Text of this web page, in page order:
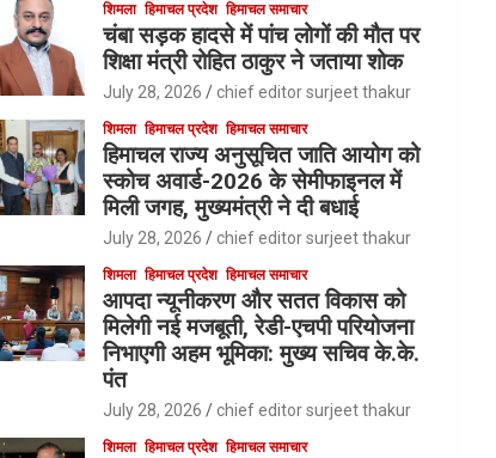
शिमला हिमाचल प्रदेश हिमाचल समाचार
चंबा सड़क हादसे में पांच लोगों की मौत पर
शिक्षा मंत्री रोहित ठाकुर ने जताया शोक
July 28, 2026 chief editor surjeet thakur
शिमला हिमाचल प्रदेश हिमाचल समाचार
हिमाचल राज्य अनुसूचित जाति आयोग को
स्कोच अवार्ड-2026 के सेमीफाइनल में
मिली जगह, मुख्यमंत्री ने दी बधाई
July 28, 2026 chief editor surjeet thakur
शिमला हिमाचल प्रदेश हिमाचल समाचार
आपदा न्यूनीकरण और सतत विकास को
मिलेगी नई मजबूती, रेडी-एचपी परियोजना
निभाएगी अहम भूमिका: मुख्य सचिव के.के.
पंत
July 28, 2026 chief editor surjeet thakur
शिमला हिमाचल प्रदेश हिमाचल समाचार